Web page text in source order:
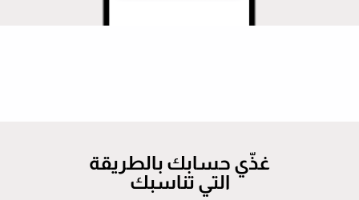
التي تناسبك